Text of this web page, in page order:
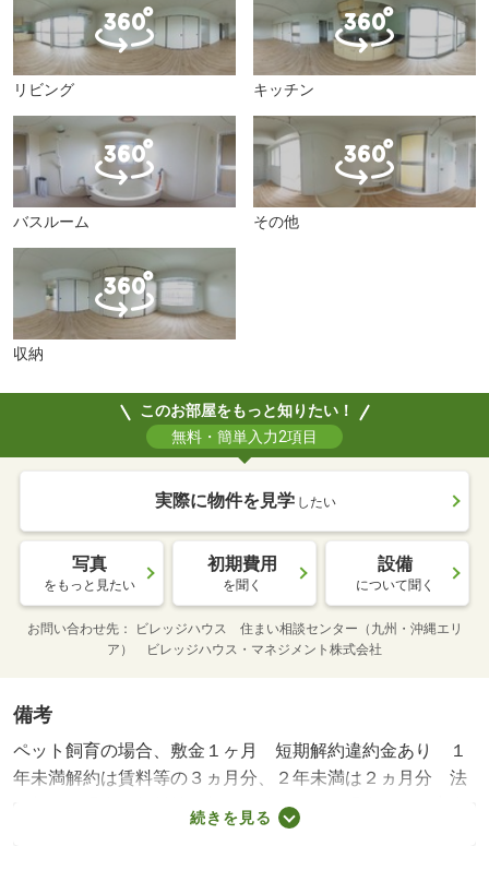
リビング キッチン
バスルーム その他
収納
このお部屋をもっと知りたい！
無料・簡単入力2項目
実際に物件を見学 したい
写真
をもっと見たい
初期費用
を聞く
設備
について聞く
お問い合わせ先
ビレッジハウス 住まい相談センター（九州・沖縄エリ
ア） ビレッジハウス・マネジメント株式会社
備考
ペット飼育の場合、敷金１ヶ月 短期解約違約金あり １
年未満解約は賃料等の３ヵ月分、２年未満は２ヵ月分 法
人契約の場合、賃料等の契約条件が異なる場合あり 審査
結果により敷金や連帯保証人を必要とする場合あり オプ
続きを見る